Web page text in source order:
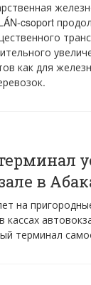
csoport
как для
в
на
терминал